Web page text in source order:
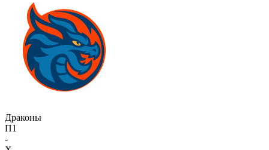
Драконы
П1
-